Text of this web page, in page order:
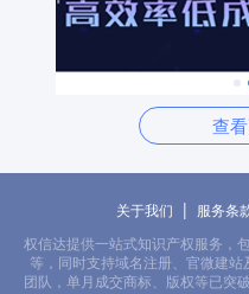
查
关于我们 | 服务条
权信达提供一站式知识产权服务，
等，同时支持域名注册、官微建
团队，单月成交商标、版权等已突